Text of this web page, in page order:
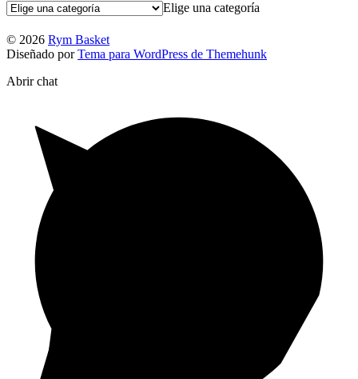
Elige una categoría
© 2026 Rym Basket
Diseñado por Tema para WordPress de Themehunk
Abrir chat